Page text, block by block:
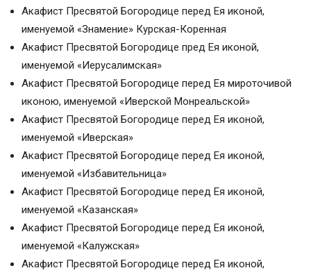
Акафист Пресвятой Богородице перед Ея иконой,
именуемой «Знамение» Курская-Коренная
Акафист Пресвятой Богородице пред Ея иконой,
именуемой «Иерусалимская»
Акафист Пресвятой Богородице перед Ея мироточивой
иконою, именуемой «Иверской Монреальской»
Акафист Пресвятой Богородице перед Ея иконой,
именуемой «Иверская»
Акафист Пресвятой Богородице перед Ея иконой,
именуемой «Избавительница»
Акафист Пресвятой Богородице перед Ея иконой,
именуемой «Казанская»
Акафист Пресвятой Богородице перед Ея иконой,
именуемой «Калужская»
Акафист Пресвятой Богородице перед Ея иконой,